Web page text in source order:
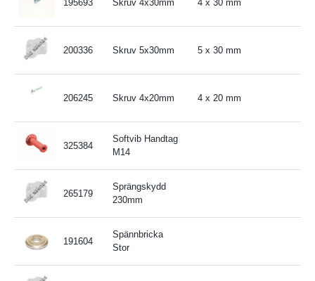
195693 Skruv 4x30mm 4 x 30 mm
200336 Skruv 5x30mm 5 x 30 mm
206245 Skruv 4x20mm 4 x 20 mm
325384
Softvib Handtag
M14
265179
Sprängskydd
230mm
191604
Spännbricka
Stor